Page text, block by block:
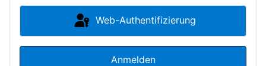
Web-Authentifizierung
Anmelden